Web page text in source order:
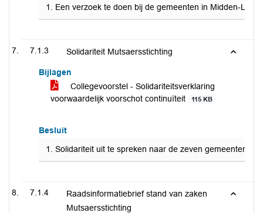
1. Een verzoek te doen bij de gemeenten in Midden-
7.1.3 Solidariteit Mutsaersstichting
Bijlagen
Collegevoorstel - Solidariteitsverklaring
voorwaardelijk voorschot continuïteit
115 KB
Besluit
1. Solidariteit uit te spreken naar de zeven gemeenten
7.1.4
Raadsinformatiebrief stand van zaken
Mutsaersstichting